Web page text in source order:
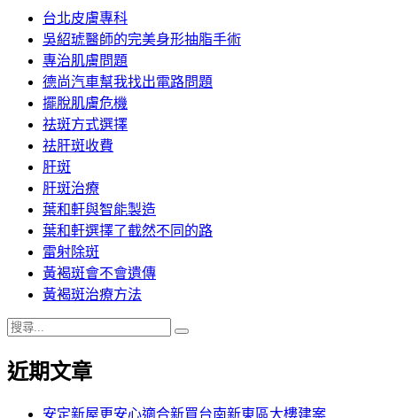
台北皮膚專科
吳紹琥醫師的完美身形抽脂手術
專治肌膚問題
德尚汽車幫我找出電路問題
擺脫肌膚危機
祛斑方式選擇
祛肝斑收費
肝斑
肝斑治療
葉和軒與智能製造
葉和軒選擇了截然不同的路
雷射除斑
黃褐斑會不會遺傳
黃褐斑治療方法
搜
關
近期文章
安定新屋更安心適合新買台南新東區大樓建案